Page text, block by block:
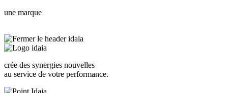
une marque
crée des synergies nouvelles
au service de votre performance.